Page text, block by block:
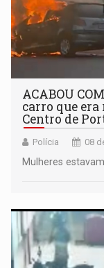
ACABOU
carro que
Centro de
Polícia 08
Mulheres